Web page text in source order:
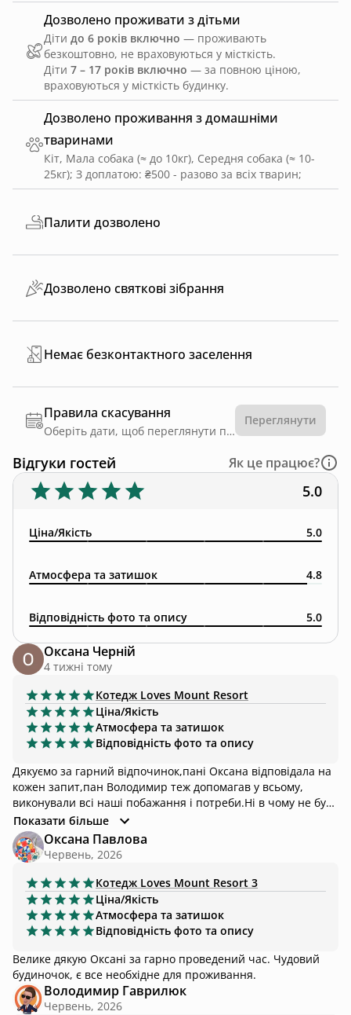
Дозволено проживання з домашніми
тваринами
Кіт, Мала собака (≈ до 10кг), Середня собака (≈ 10-
25кг); З доплатою: ₴500 - разово за всіх тварин;
Дозволено проживати з дітьми
Діти до 6 років включно — проживають
безкоштовно, не враховуються у місткість.
Діти 7 – 17 років включно — за повною ціною,
враховуються у місткість будинку.
Палити дозволено
Дозволено святкові зібрання
Немає безконтактного заселення
Правила скасування
Оберіть дати, щоб переглянути правила
Переглянути
Відгуки гостей Як це працює?
5.0
Ціна/Якість 5.0
Атмосфера та затишок 4.8
Відповідність фото та опису 5.0
Оксана Черній
4 тижні тому
Котедж Loves Mount Resort
Ціна/Якість
Атмосфера та затишок
Відповідність фото та опису
Дякуємо за гарний відпочинок,пані Оксана відповідала на
кожен запит,пан Володимир теж допомагав у всьому,
виконували всі наші побажання і потреби.Ні в чому не було
заперечення.Дуже гарний будиночок,чисто,зручно
просторо.Бронювали котедж 1 нас було 6 чол,святкували
День народження.Окрема подяка за чан,з чудовим видом
на гори.Дякуємо за все,так тримати!!!
Показати більше
Оксана Павлова
Червень, 2026
Котедж Loves Mount Resort 3
Ціна/Якість
Атмосфера та затишок
Відповідність фото та опису
Велике дякую Оксані за гарно проведений час. Чудовий
будиночок, є все необхідне для проживання.
Володимир Гаврилюк
Червень, 2026